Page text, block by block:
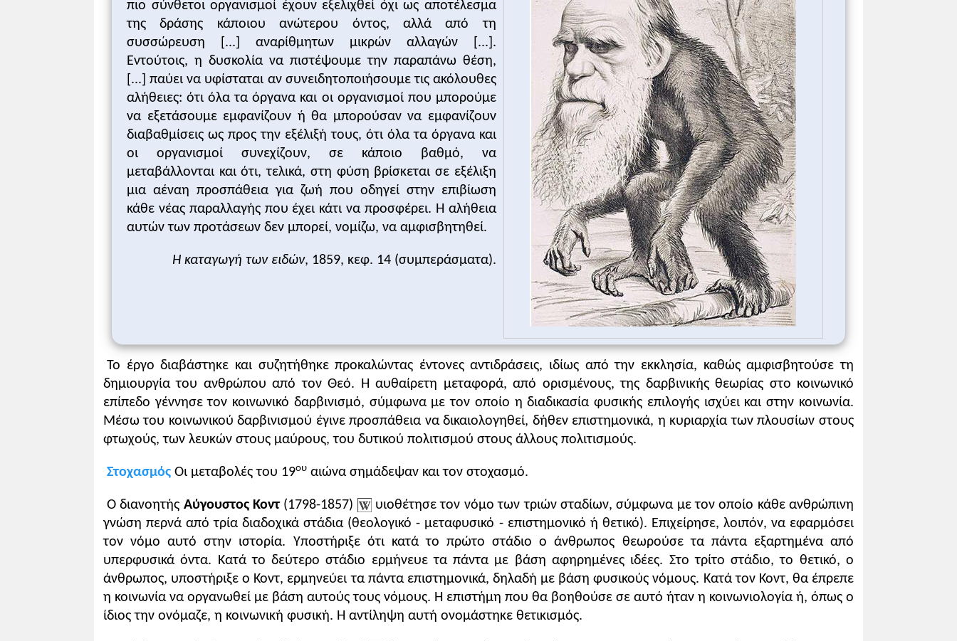
προφανείς αρετές της Καταγωγής των ειδών, όσο από την πολιτική και ιδεολογική συγκυρία του χρόνου και της χώρας.
E.J. Hobsbawm,Η εποχή του κεφαλαίου, 1848-1875, γ' ανατύπωση, μτφρ. Δ. Κούρτοβικ,
Μορφωτικό Ίδρυμα Εθνικής Τραπέζης, Αθήνα 2003, σ. 386-389.
πιο σύνθετοι οργανισμοί έχουν εξελιχθεί όχι ως αποτέλεσμα
της δράσης κάποιου ανώτερου όντος, αλλά από τη
συσσώρευση [...] αναρίθμητων μικρών αλλαγών [...].
Εντούτοις, η δυσκολία να πιστέψουμε την παραπάνω θέση,
[...] παύει να υφίσταται αν συνειδητοποιήσουμε τις ακόλουθες
αλήθειες: ότι όλα τα όργανα και οι οργανισμοί που μπορούμε
να εξετάσουμε εμφανίζουν ή θα μπορούσαν να εμφανίζουν
διαβαθμίσεις ως προς την εξέλιξή τους, ότι όλα τα όργανα και
οι οργανισμοί συνεχίζουν, σε κάποιο βαθμό, να
μεταβάλλονται και ότι, τελικά, στη φύση βρίσκεται σε εξέλιξη
μια αέναη προσπάθεια για ζωή που οδηγεί στην επιβίωση
κάθε νέας παραλλαγής που έχει κάτι να προσφέρει. Η αλήθεια
αυτών των προτάσεων δεν μπορεί, νομίζω, να αμφισβητηθεί.
Η καταγωγή των ειδών, 1859, κεφ. 14 (συμπεράσματα).
Το έργο διαβάστηκε και συζητήθηκε προκαλώντας έντονες αντιδράσεις, ιδίως από την εκκλησία, καθώς αμφισβητούσε τη
δημιουργία του ανθρώπου από τον Θεό. Η αυθαίρετη μεταφορά, από ορισμένους, της δαρβινικής θεωρίας στο κοινωνικό
επίπεδο γέννησε τον κοινωνικό δαρβινισμό, σύμφωνα με τον οποίο η διαδικασία φυσικής επιλογής ισχύει και στην κοινωνία.
Μέσω του κοινωνικού δαρβινισμού έγινε προσπάθεια να δικαιολογηθεί, δήθεν επιστημονικά, η κυριαρχία των πλουσίων στους
φτωχούς, των λευκών στους μαύρους, του δυτικού πολιτισμού στους άλλους πολιτισμούς.
Στοχασμός Οι μεταβολές του 19ουαιώνα σημάδεψαν και τον στοχασμό.
Ο διανοητής Αύγουστος Κοντ(1798-1857)
υιοθέτησε τον νόμο των τριών σταδίων, σύμφωνα με τον οποίο κάθε ανθρώπινη
γνώση περνά από τρία διαδοχικά στάδια (θεολογικό - μεταφυσικό - επιστημονικό ή θετικό). Επιχείρησε, λοιπόν, να εφαρμόσει
τον νόμο αυτό στην ιστορία. Yποστήριξε ότι κατά το πρώτο στάδιο ο άνθρωπος θεωρούσε τα πάντα εξαρτημένα από
υπερφυσικά όντα. Κατά το δεύτερο στάδιο ερμήνευε τα πάντα με βάση αφηρημένες ιδέες. Στο τρίτο στάδιο, το θετικό, ο
άνθρωπος, υποστήριξε ο Κοντ, ερμηνεύει τα πάντα επιστημονικά, δηλαδή με βάση φυσικούς νόμους. Κατά τον Κοντ, θα έπρεπε
η κοινωνία να οργανωθεί με βάση αυτούς τους νόμους. Η επιστήμη που θα βοηθούσε σε αυτό ήταν η κοινωνιολογία ή, όπως ο
ίδιος την ονόμαζε, η κοινωνική φυσική. Η αντίληψη αυτή ονομάστηκε θετικισμός.